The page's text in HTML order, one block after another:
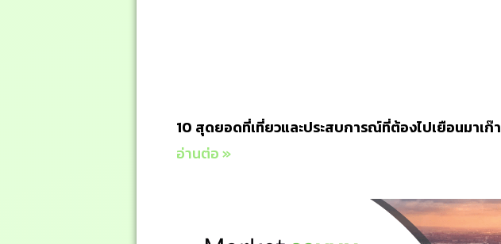
10 สุดยอดที่เที่ยวและประสบการณ์ที่ต้องไปเยือนมาเก๊า
อ่านต่อ »